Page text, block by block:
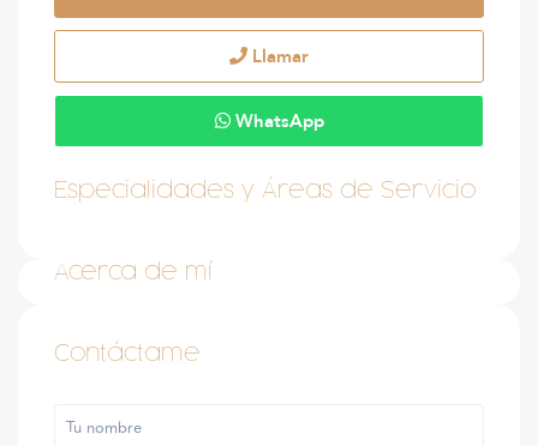
Llamar
WhatsApp
Especialidades y Áreas de Servicio
Acerca de mí
Contáctame